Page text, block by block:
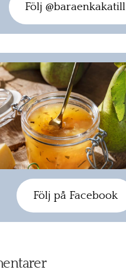
Följ @baraenkakatill
Följ på Facebook